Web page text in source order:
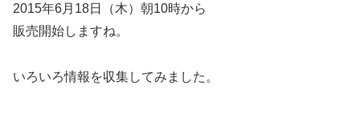
2015年6月18日（木）朝10時から
販売開始しますね。
いろいろ情報を収集してみました。